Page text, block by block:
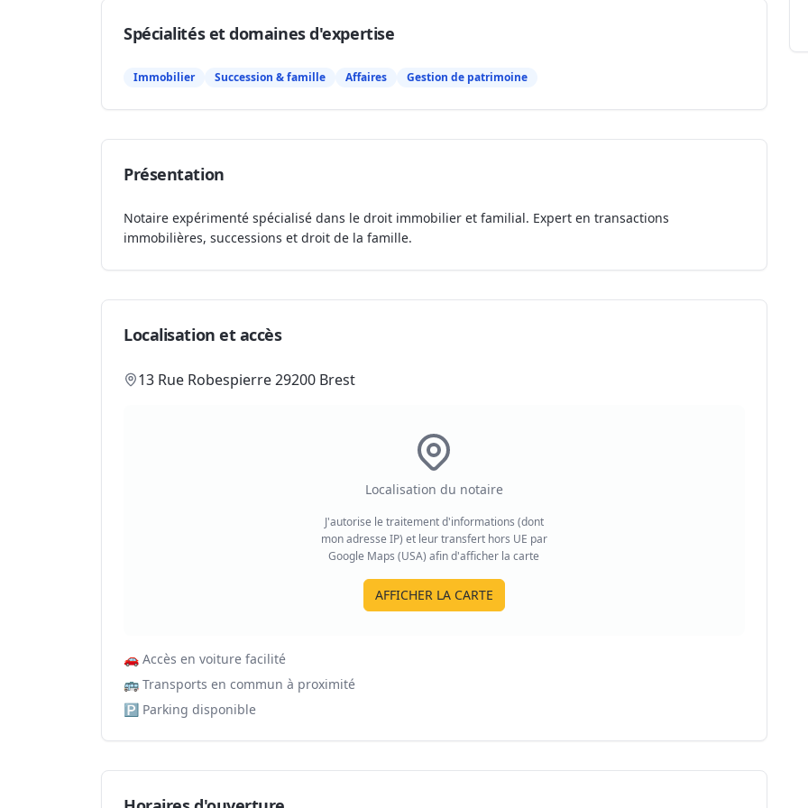
Spécialités et domaines d'expertise
Immobilier Succession & famille Affaires Gestion de patrimoine
Présentation
Notaire expérimenté spécialisé dans le droit immobilier et familial. Expert en transactions
immobilières, successions et droit de la famille.
Localisation et accès
13 Rue Robespierre 29200 Brest
Localisation du notaire
J'autorise le traitement d'informations (dont
mon adresse IP) et leur transfert hors UE par
Google Maps (USA) afin d'afficher la carte
AFFICHER LA CARTE
🚗 Accès en voiture facilité
🚌 Transports en commun à proximité
🅿️ Parking disponible